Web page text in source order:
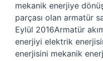
mekanik enerjiye
parçası olan armatür
Eylül 2016Armatür
enerjiyi elektrik
enerjisini mekanik